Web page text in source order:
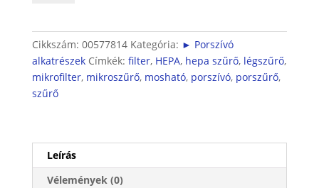
GL-
20
mennyiség
Cikkszám: 00577814 Kategória: ► Porszívó
alkatrészek Címkék: filter, HEPA, hepa szűrő, légszűrő,
mikrofilter, mikroszűrő, mosható, porszívó, porszűrő,
szűrő
Leírás
Vélemények (0)